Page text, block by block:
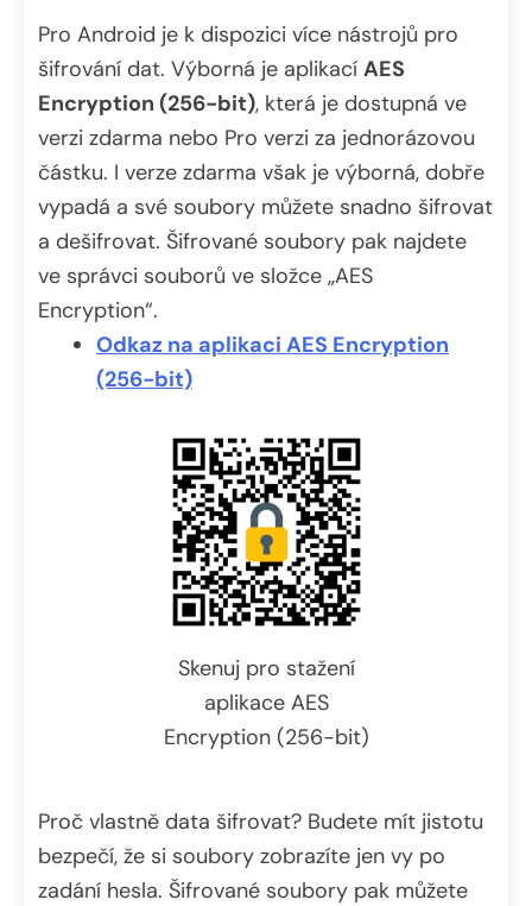
Pro Android je k dispozici více nástrojů pro
šifrování dat. Výborná je aplikací AES
Encryption (256-bit), která je dostupná ve
verzi zdarma nebo Pro verzi za jednorázovou
částku. I verze zdarma však je výborná, dobře
vypadá a své soubory můžete snadno šifrovat
a dešifrovat. Šifrované soubory pak najdete
ve správci souborů ve složce „AES
Encryption“.
Odkaz na aplikaci AES Encryption
(256-bit)
Skenuj pro stažení
aplikace AES
Encryption (256-bit)
Proč vlastně data šifrovat? Budete mít jistotu
bezpečí, že si soubory zobrazíte jen vy po
zadání hesla. Šifrované soubory pak můžete